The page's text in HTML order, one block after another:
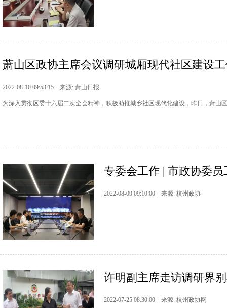
萧山区政协主席会议调研城厢现代社区建设
2022-08-10 09:53:15 来源: 萧山日报
为深入贯彻区委十六届二次全会精神，积极助推城乡社区现代化建设，昨日，萧山
专委会工作 | 市政协委
2022-08-09 09:10:00 来源: 杭州政协
许明副主席走访调研界
2022-07-25 08:30:00 来源: 杭州政协网